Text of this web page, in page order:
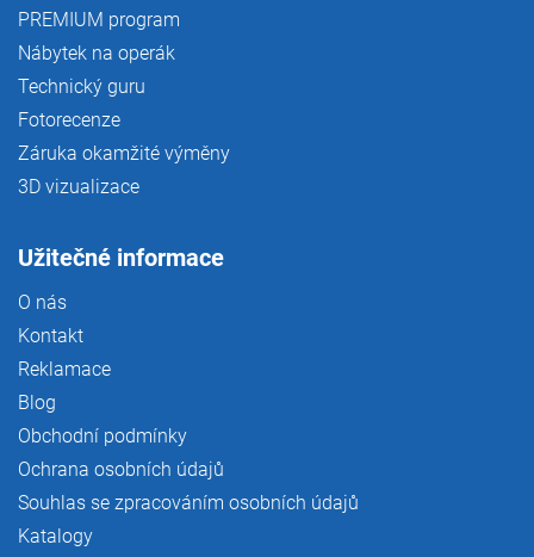
PREMIUM program
Nábytek na operák
Technický guru
Fotorecenze
Záruka okamžité výměny
3D vizualizace
Užitečné informace
O nás
Kontakt
Reklamace
Blog
Obchodní podmínky
Ochrana osobních údajů
Souhlas se zpracováním osobních údajů
Katalogy